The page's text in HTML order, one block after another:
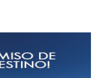
de un mes, es muy